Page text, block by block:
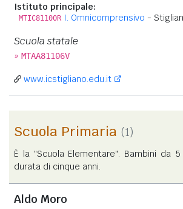
Istituto principale:
MTIC81100R I. Omnicomprensivo -
Scuola statale
» MTAA81106V
www.icstigliano.edu.it
Scuola Primaria (1)
È la "Scuola Elementare". Bambini da
durata di cinque anni.
Aldo Moro